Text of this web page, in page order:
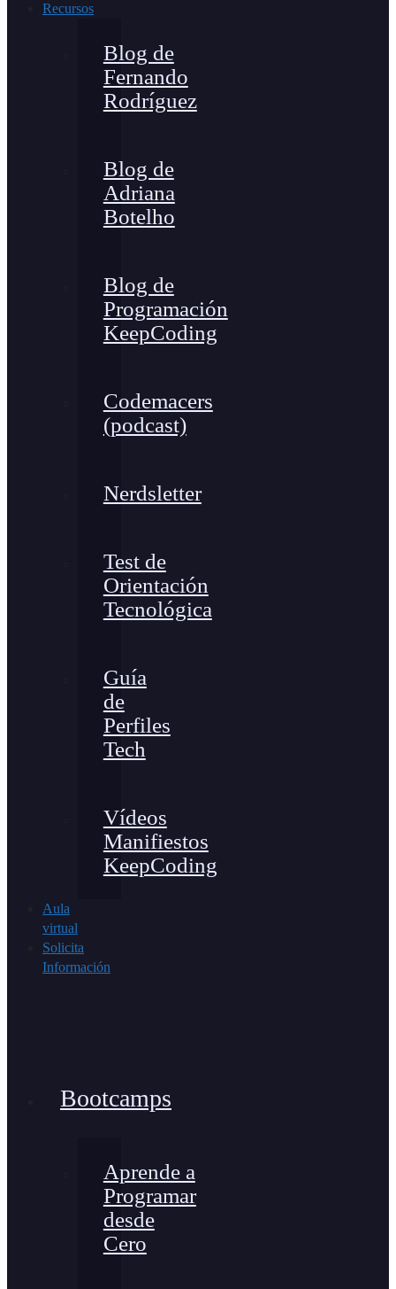
Recursos
Blog de
Fernando
Rodríguez
Blog de
Adriana
Botelho
Blog de
Programación
KeepCoding
Codemacers
(podcast)
Nerdsletter
Test de
Orientación
Tecnológica
Guía
de
Perfiles
Tech
Vídeos
Manifiestos
KeepCoding
Aula
virtual
Solicita
Información
Bootcamps
Aprende a
Programar
desde
Cero